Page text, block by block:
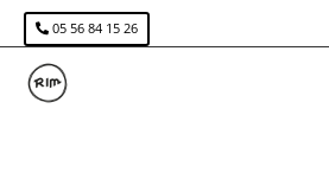
05 56 84 15 26